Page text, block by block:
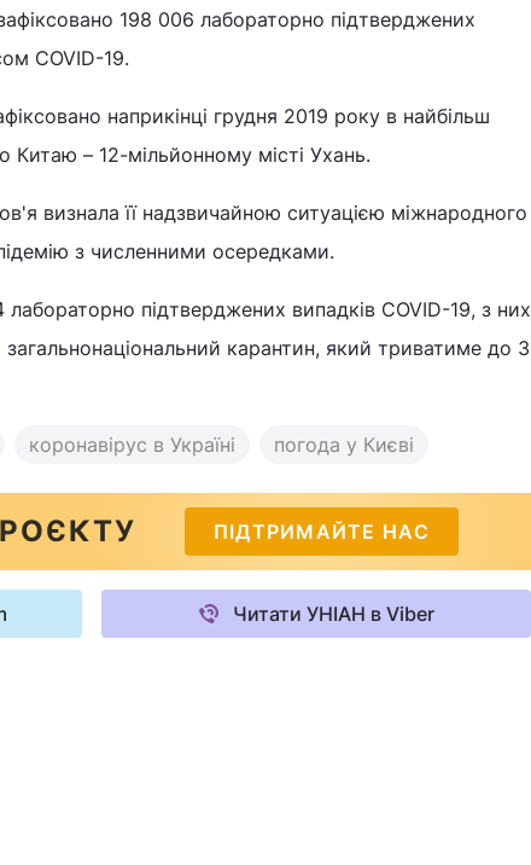
198 006 лабораторно підтверджених
COVID-19.
наприкінці грудня 2019 року в найбільш
Китаю – 12-мільйонному місті Ухань.
визнала її надзвичайною ситуацією міжнародного
з численними осередками.
лабораторно підтверджених випадків COVID-19, з них
карантин, який триватиме до 3
коронавірус в Україні погода у Києві
ПІДТРИМАЙТЕ НАС
Читати УНІАН в Viber